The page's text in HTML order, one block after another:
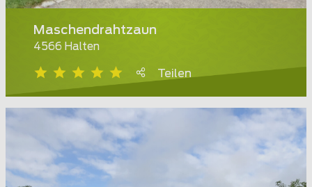
Maschendrahtzaun
4566 Halten
Teilen